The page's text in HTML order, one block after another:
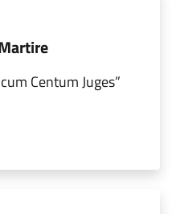
Centum Juges”